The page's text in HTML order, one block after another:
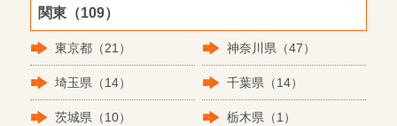
関東（109）
東京都（21） 神奈川県（47）
埼玉県（14） 千葉県（14）
茨城県（10） 栃木県（1）